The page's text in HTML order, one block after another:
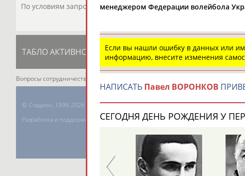
По условиям запроса публикаций нет
ТАБЛО АКТИВНОСТИ ЦЕЛИ ПРОЕКТА
Вопросы сотрудничества и совместной деятельности
© Стадион, 1998-2026
Разработка и поддержка ООО НАИТ «Стадион»
менеджером Федерации волейбола
Если вы нашли ошибку в данных или
информацию, внесите изменения
НАПИСАТЬ Павел ВОРОНКОВ
СЕГОДНЯ ДЕНЬ РОЖДЕНИЯ У